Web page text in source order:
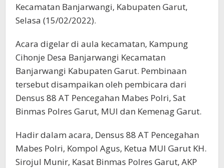
Kecamatan Banjarwangi, Kabupaten Garut,
Selasa (15/02/2022).
Acara digelar di aula kecamatan, Kampung
Cihonje Desa Banjarwangi Kecamatan
Banjarwangi Kabupaten Garut. Pembinaan
tersebut disampaikan oleh pembicara dari
Densus 88 AT Pencegahan Mabes Polri, Sat
Binmas Polres Garut, MUI dan Kemenag Garut.
Hadir dalam acara, Densus 88 AT Pencegahan
Mabes Polri, Kompol Agus, Ketua MUI Garut KH.
Sirojul Munir, Kasat Binmas Polres Garut, AKP